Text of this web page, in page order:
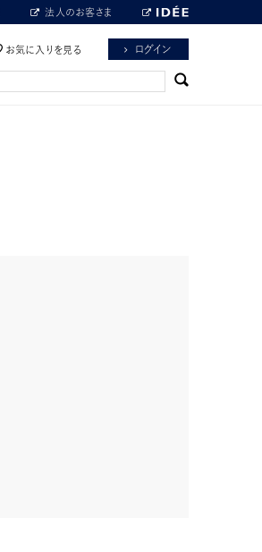
法人のお客さま
お気に入りを見る ログイン